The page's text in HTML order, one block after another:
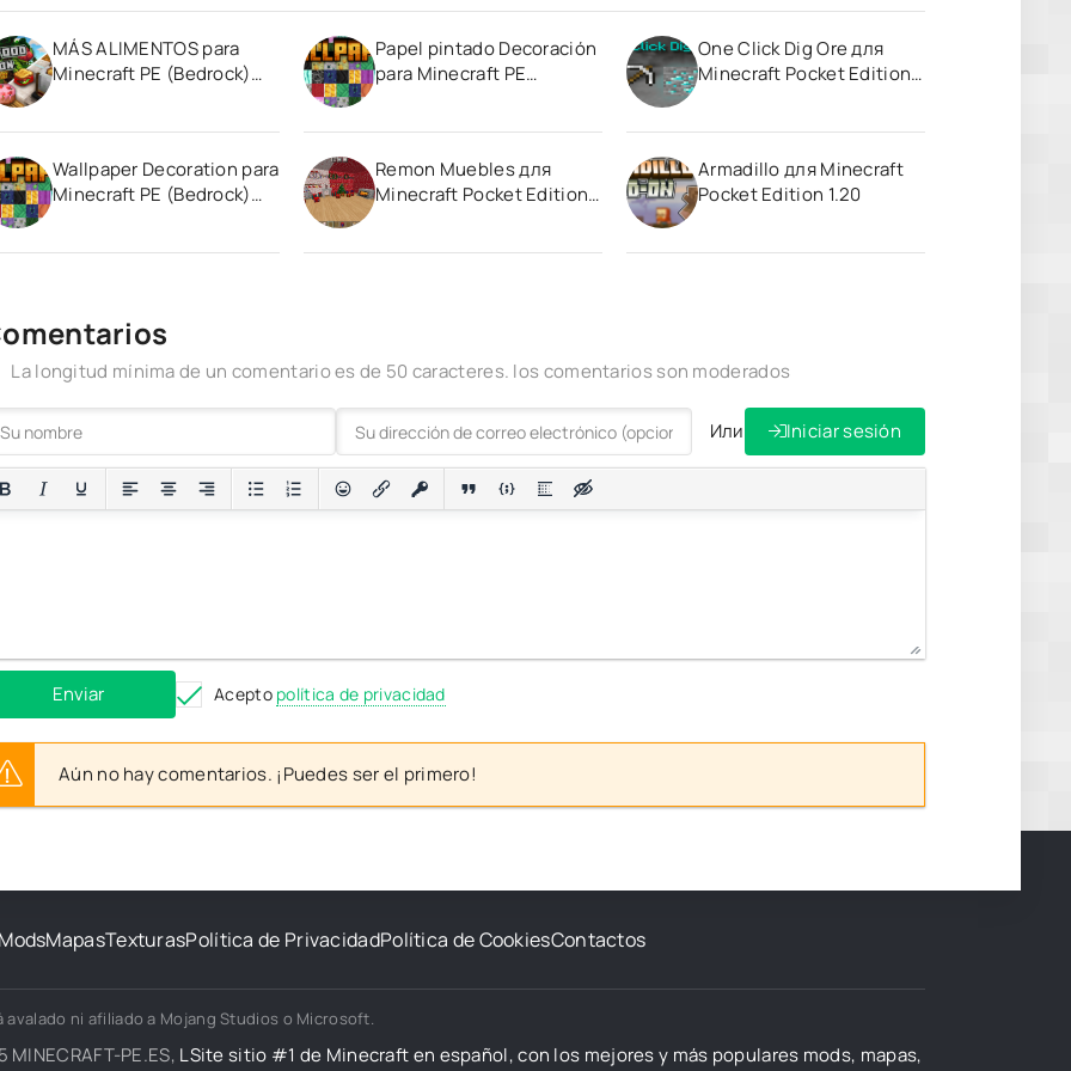
MÁS ALIMENTOS para
Minecraft PE (Bedrock)
Papel pintado Decoración
para Minecraft PE
One Click Dig Ore для
Minecraft Pocket Edition
Wallpaper Decoration para
Minecraft PE (Bedrock)
Remon Muebles для
Minecraft Pocket Edition
Armadillo для Minecraft
Pocket Edition 1.20
La longitud mínima de un comentario es de 50 caracteres. los comentarios son moderados
Или Iniciar sesión
Enviar Acepto política de privacidad
Aún no hay comentarios. ¡Puedes ser el primero!
MapasTexturasPolítica de PrivacidadPolítica de CookiesContactos
avalado ni afiliado a Mojang Studios o Microsoft.
PE.ES, LSite sitio #1 de Minecraft en español, con los mejores y más populares mods, mapas,